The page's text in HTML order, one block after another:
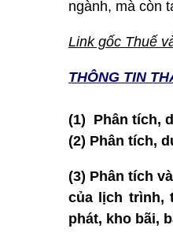
ngành, mà còn
Link gốc Thuế
THÔNG TIN T
(1) Phân tích,
(2) Phân tích,
(3) Phân tích
của lịch trình,
phát, kho bãi,